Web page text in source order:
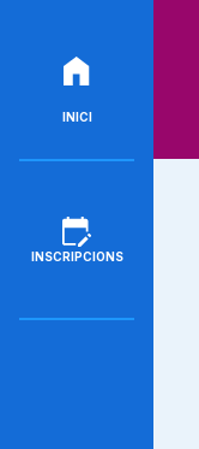
INICI
INSCRIPCIONS